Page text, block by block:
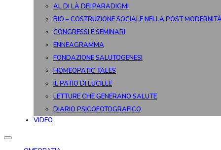
AL DI LÀ DEI PARADIGMI
BIO – COSTRUZIONE SOCIALE NELLA POST
CONGRESSI E SEMINARI
ENNEAGRAMMA
FONDAZIONE SALUTOGENESI
HOMEOPATIC TALES
IL PATIO DI LUCILLE
LETTURE CHE GENERANO SALUTE
DIARIO PSICOFOTOGRAFICO
VIDEO